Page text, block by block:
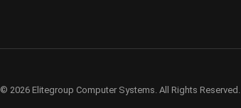
© 2026 Elitegroup Computer Systems. All Rights Reserved.